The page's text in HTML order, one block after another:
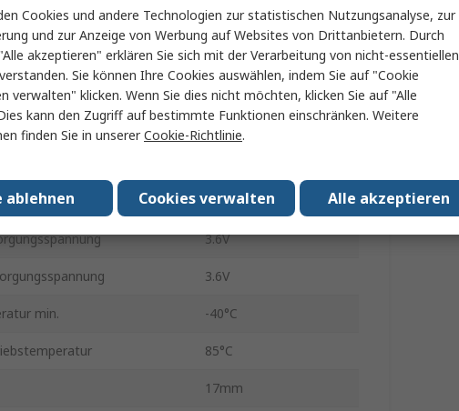
Modul
38.4kbit/s
max. 15dBm
Oberfläche
UART
3.6V
3.6V
min. -40°C
85°C
17mm
Cookies und andere Technologien zur statistischen Nutzungsanalyse, zur
und zur Anzeige von Werbung auf Websites von Drittanbietern. Durch
akzeptieren" erklären Sie sich mit der Verarbeitung von nicht-essentiellen
Sie können Ihre Cookies auswählen, indem Sie auf "Cookie
verwalten" klicken. Wenn Sie dies nicht möchten, klicken Sie auf "Alle
kann den Zugriff auf bestimmte Funktionen einschränken. Weitere
finden Sie in unsererCookie-Richtlinie.
Alle akzeptieren
Cookies verwalten
ablehnen